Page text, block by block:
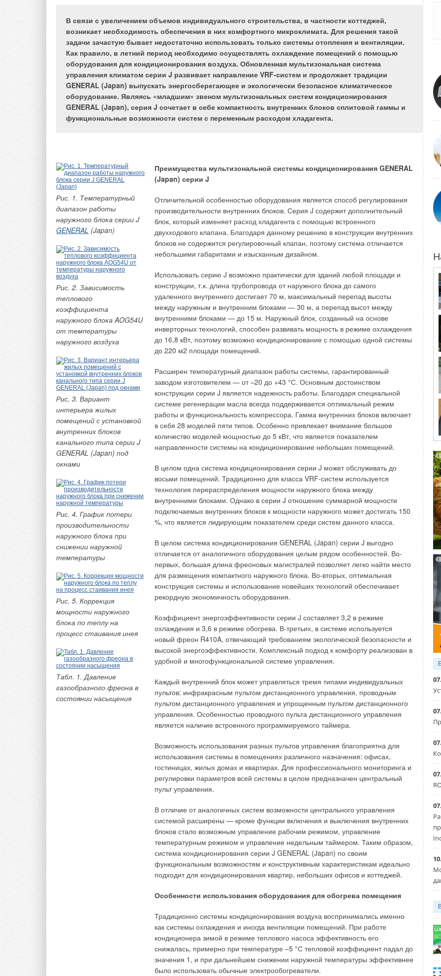
В связи с увеличением объемов индивидуального строительства, в частности коттеджей,
возникает необходимость обеспечения в них комфортного микроклимата. Для решения такой
задачи зачастую бывает недостаточно использовать только системы отопления и вентиляции.
Как правило, в летний период необходимо осуществлять охлаждение помещений с помощью
оборудования для кондиционирования воздуха. Обновленная мультизональная система
управления климатом серии J развивает направление VRF-систем и продолжает традиции
GENERAL (Japan) выпускать энергосберегающее и экологически безопасное климатическое
оборудование. Являясь «младшим» звеном мультизональных систем кондиционирования
GENERAL (Japan), серия J сочетает в себе компактность внутренних блоков сплитовой гаммы и
функциональные возможности систем с переменным расходом хладагента.
Рис. 1. Температурный
диапазон работы
наружного блока серии J
GENERAL (Japan)
Рис. 2. Зависимость
теплового
коэффициента
наружного блока AOG54U
от температуры
наружного воздуха
Рис. 3. Вариант
интерьера жилых
помещений с установкой
внутренних блоков
канального типа серии J
GENERAL (Japan) под
окнами
Рис. 4. График потери
производительности
наружного блока при
снижении наружной
температуры
Рис. 5. Коррекция
мощности наружного
блока по теплу на
процесс стаивания инея
Табл. 1. Давление
газообразного фреона в
состоянии насыщения
Преимущества мультизональной системы кондиционирования GENERAL
(Japan) серии J
Отличительной особенностью оборудования является способ регулирования
производительности внутренних блоков. Серия J содержит дополнительный
блок, который изменяет расход хладагента с помощью встроенного
двухходового клапана. Благодаря данному решению в конструкции внутренних
блоков не содержится регулировочный клапан, поэтому система отличается
небольшими габаритами и изысканным дизайном.
Использовать серию J возможно практически для зданий любой площади и
конструкции, т.к. длина трубопровода от наружного блока до самого
удаленного внутреннего достигает 70 м, максимальный перепад высоты
между наружным и внутренним блоками — 30 м, а перепад высот между
внутренними блоками — до 15 м. Наружный блок, созданный на основе
инверторных технологий, способен развивать мощность в режиме охлаждения
до 16,8 кВт, поэтому возможно кондиционирование с помощью одной системы
до 220 м2 площади помещений.
Расширен температурный диапазон работы системы, гарантированный
заводом изготовителем — от –20 до +43 °С. Основным достоинством
конструкции серии J является надежность работы. Благодаря специальной
системе регенерации масла всегда поддерживается оптимальный режим
работы и функциональность компрессора. Гамма внутренних блоков включает
в себя 28 моделей пяти типов. Особенно привлекает внимание большое
количество моделей мощностью до 5 кВт, что является показателем
направленности системы на кондиционирование небольших помещений.
В целом одна система кондиционирования серии J может обслуживать до
восьми помещений. Традиционно для класса VRF-систем используется
технология перераспределения мощности наружного блока между
внутренними блоками. Однако в серии J отношение суммарной мощности
подключаемых внутренних блоков к мощности наружного может достигать 150
%, что является лидирующим показателем среди систем данного класса.
В целом система кондиционирования GENERAL (Japan) серии J выгодно
отличается от аналогичного оборудования целым рядом особенностей. Во-
первых, большая длина фреоновых магистралей позволяет легко найти место
для размещения компактного наружного блока. Во-вторых, оптимальная
конструкция системы и использование новейших технологий обеспечивает
рекордную экономичность оборудования.
Коэффициент энергоэффективности серии J составляет 3,2 в режиме
охлаждения и 3,6 в режиме обогрева. В-третьих, в системе используется
новый фреон R410A, отвечающий требованиям экологической безопасности и
высокой энергоэффективности. Комплексный подход к комфорту реализован в
удобной и многофункциональной системе управления.
Каждый внутренний блок может управляться тремя типами индивидуальных
пультов: инфракрасным пультом дистанционного управления, проводным
пультом дистанционного управления и упрощенным пультом дистанционного
управления. Особенностью проводного пульта дистанционного управления
является наличие встроенного программируемого таймера.
Возможность использования разных пультов управления благоприятна для
использования системы в помещениях различного назначения: офисах,
гостиницах, жилых домах и квартирах. Для профессионального мониторинга и
регулировки параметров всей системы в целом предназначен центральный
пульт управления.
В отличие от аналогичных систем возможности центрального управления
системой расширены — кроме функции включения и выключения внутренних
блоков стало возможным управление рабочим режимом, управление
температурным режимом и управление недельным таймером. Таким образом,
система кондиционирования серии J GENERAL (Japan) по своим
функциональным возможностям и конструктивным характеристикам идеально
подходит для кондиционирования квартир, небольших офисов и коттеджей.
Особенности использования оборудования для обогрева помещения
Традиционно системы кондиционирования воздуха воспринимались именно
как системы охлаждения и иногда вентиляции помещений. При работе
кондиционера зимой в режиме теплового насоса эффективность его
снижалась, примерно при температуре –5 °С тепловой коэффициент падал до
значения 1, и при дальнейшем снижении наружной температуры эффективнее
было использовать обычные электрообогреватели.
Сечение компактного
сверху экономайзером.
Два тракта продуктов
сгорания разделены с
начала до соединения по
продуктам сгорания. Это
означает, что горелки
могут работать
индивидуально
Принцип конструкции, заложенный в первоначальный патент ZFR, сохранился
до настоящего времени. Но детали котла неизбежно подвергались
дальнейшей модернизации в соответствии с требованиями прогресса, с
появлением и увеличением разнообразия используемых систем.
1. Положительные аргументы для использования котлов с двумя
жаровыми трубами
Следующие аргументы демонстрируют большие преимущества котлов с двумя
жаровыми трубами:
меньшая стоимость по сравнению с двумя котлами с одной
жаровой трубой;
меньшая занимаемая площадь;
сокращение работ по установке;
удешевление здания котельной;
лучшее удержание тепла; ускоренный набор мощности;
сокращение затрат на обслуживание;
упрощение инспектирования; увеличение рабочего давления.
2. Введение в особенности эксплуатации котлов с двумя жаровыми
трубами
Одним из важных критериев оценки рабочих характеристик оборудования
является возможность котла с двумя жаровыми трубами работать
одновременно с двумя горелками или только с одной горелкой, если
исполнение регулирования обеих горелок выполнено независимым. Это
зависит от конструкции котла, иначе и быть не может.
3. Котлы с двумя жаровыми трубами с горелками в параллельной
работе
В котлах с двумя жаровыми трубами с горелками, работающими параллельно,
общая задняя поворотная камера не подтвердила свою эффективность, даже
если она выполнена как водотрубная камера с байпасом. Поскольку продукты
сгорания из жаровой трубы смешиваются в камере, оптимального
регулирования горелки достигнуть трудно.
С другой стороны, рабочие частоты двух горелок могут наложиться в
противофазе и привести к усложнению регулирования горелки, вызвать шум и
разрушающие материал вибрации. Все эти недостатки перестают
существовать в случае использования котлов с двумя жаровыми трубами, в
которых каналы продуктов сгорания разделены вплоть до камеры уходящих
газов.
4. Котлы с двумя жаровыми трубами с неограниченной индивидуальной
работой горелок
Котлы с двумя жаровыми трубами, которые должны быть подготовлены для
работы только с одной горелкой, требуют отдельных каналов продуктов
сгорания вплоть до камеры уходящих газов, при давлении продуктов сгорания
начала конструктивными решениями необходимо нейтрализовать
напряжения, возникающие в котле вследствие неравномерного термического
расширения. Это реализуется благодаря:
большим расстояниям между двумя жаровыми трубами, а также
жестким соединением между двумя жаровыми трубами, а также
задним днищем котла;
жестко встроенным поворотным камерам продуктов сгорания.
Днище котла и жаровые трубы, днище котла и поворотная камера продуктов
Когда жаровые трубы и поворотная камера продуктов сгорания охватываются
задним днищем котла и привариваются по кругу, прочность заметно
повышается. Термические расширения в этом случае нейтрализуются
передним днищем котла, которое выполняется более динамичным.
быстрое прохождение поверхностей нагрева способствует максимальному
выравниванию температур по объему котла. Эффект присутствует на всех
нагрузках. Это применимо как к паровым котлам при отсутствии
принудительной циркуляции, так и к водогрейным котлам с насосами.
Обратный поток теплоносителя в водогрейных котлах с двумя жаровыми
трубами подается прямо у днища котла, между жаровыми трубами.
котла. Водяные направляющие элементы, служащие для улучшения
температуры. Это особенно важно на низких нагрузках и во время пусков-
остановок котла.
5. Использование тепла уходящих газов в котлах с двумя жаровыми
трубами